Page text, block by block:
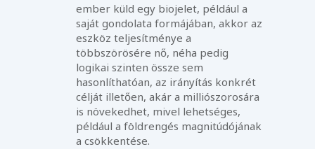
ember küld egy biojelet, például a
saját gondolata formájában, akkor az
eszköz teljesítménye a
többszörösére nő, néha pedig
logikai szinten össze sem
hasonlíthatóan, az irányítás konkrét
célját illetően, akár a milliószorosára
is növekedhet, mivel lehetséges,
például a földrengés magnitúdójának
a csökkentése.